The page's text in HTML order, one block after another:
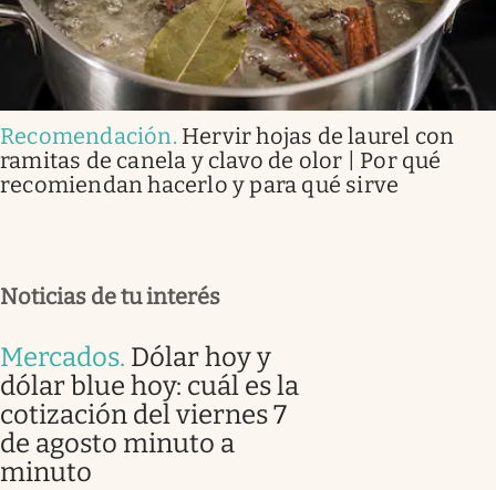
Recomendación. Hervir hojas de laurel con
ramitas de canela y clavo de olor | Por qué
recomiendan hacerlo y para qué sirve
Noticias de tu interés
Mercados. Dólar hoy y
dólar blue hoy: cuál es la
cotización del viernes 7
de agosto minuto a
minuto